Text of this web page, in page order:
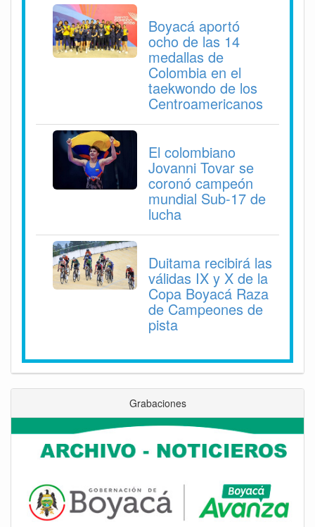
Boyacá aportó
ocho de las 14
medallas de
Colombia en el
taekwondo de los
Centroamericanos
El colombiano
Jovanni Tovar se
coronó campeón
mundial Sub-17 de
lucha
Duitama recibirá las
válidas IX y X de la
Copa Boyacá Raza
de Campeones de
pista
Grabaciones